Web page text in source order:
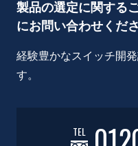
製品の選定に関する
にお問い合わせくださ
経験豊かなスイッチ開
す。
TEL